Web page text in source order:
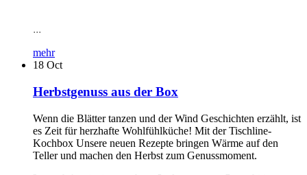
...
mehr
18 Oct
Herbstgenuss aus der Box
Wenn die Blätter tanzen und der Wind Geschichten erzählt, ist
es Zeit für herzhafte Wohlfühlküche! Mit der Tischline-
Kochbox Unsere neuen Rezepte bringen Wärme auf den
Teller und machen den Herbst zum Genussmoment.